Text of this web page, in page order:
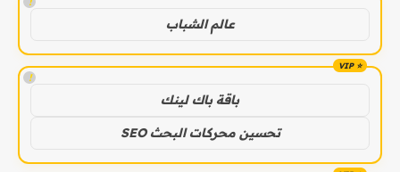
عالم الشباب
!
باقة باك لينك
تحسين محركات البحث SEO